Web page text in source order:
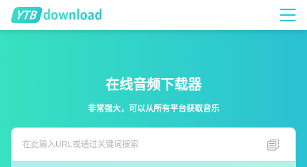
在线音频下载器
非常强大，可以从所有平台获取音乐